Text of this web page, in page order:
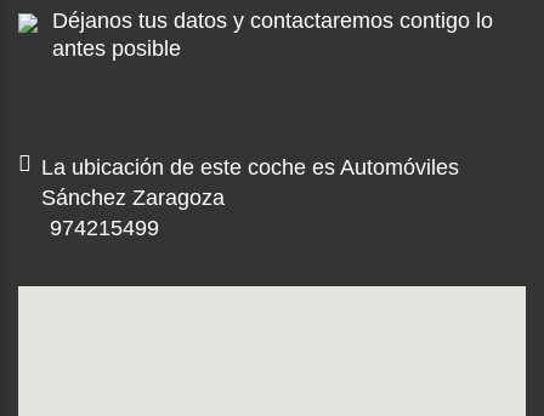
Déjanos tus datos y contactaremos contigo lo
antes posible
La ubicación de este coche es Automóviles
Sánchez Zaragoza
974215499